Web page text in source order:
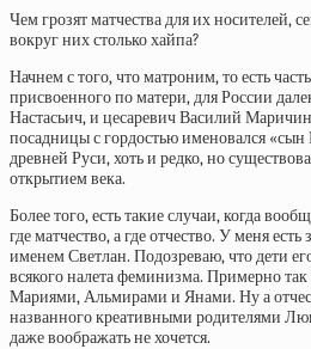
Чем грозят матчества для их носителей,
вокруг них столько хайпа?
Начнем с того, что матроним, то есть
присвоенного по матери, для России
Настасьич, и цесаревич Василий
посадницы с гордостью именовался «сын
древней Руси, хоть и редко, но
открытием века.
Более того, есть такие случаи, когда
где матчество, а где отчество. У меня
именем Светлан. Подозреваю, что дети
всякого налета феминизма. Примерно
Мариями, Альмирами и Янами. Ну а
названного креативными родителями
даже воображать не хочется.